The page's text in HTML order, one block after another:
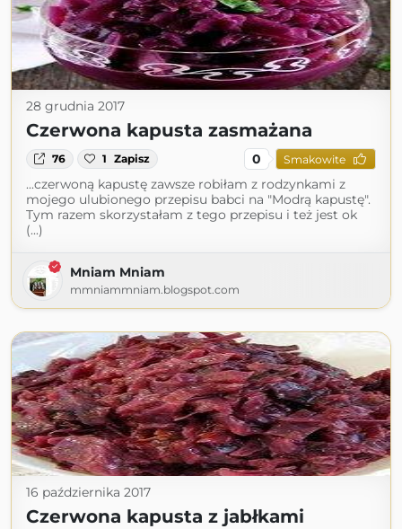
28 grudnia 2017
Czerwona kapusta zasmażana
76 1 Zapisz 0 Smakowite
...czerwoną kapustę zawsze robiłam z rodzynkami z
mojego ulubionego przepisu babci na "Modrą kapustę".
Tym razem skorzystałam z tego przepisu i też jest ok
(...)
Mniam Mniam
mmniammniam.blogspot.com
16 października 2017
Czerwona kapusta z jabłkami